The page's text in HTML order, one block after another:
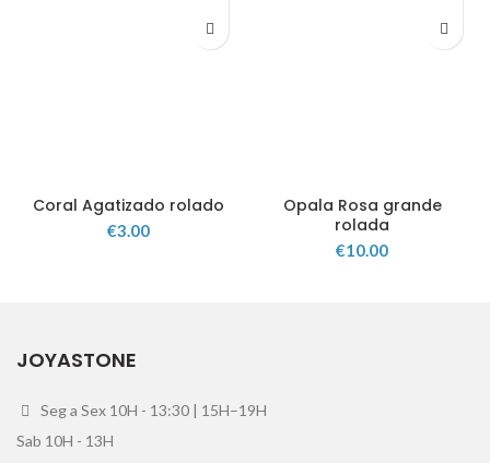
Coral Agatizado rolado
€3.00
Opala Rosa grande
rolada
€10.00
JOYASTONE
Seg a Sex 10H - 13:30 | 15H–19H
Sab 10H - 13H